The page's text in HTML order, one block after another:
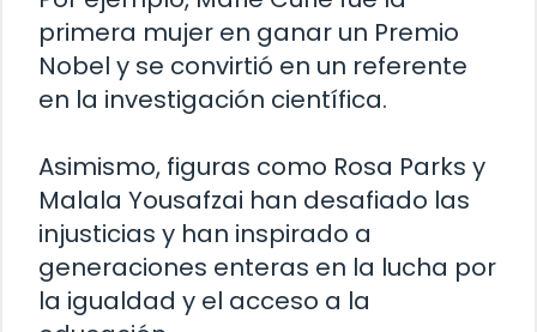
primera mujer en ganar un Premio
Nobel y se convirtió en un referente
en la investigación científica.
Asimismo, figuras como Rosa Parks y
Malala Yousafzai han desafiado las
injusticias y han inspirado a
generaciones enteras en la lucha por
la igualdad y el acceso a la